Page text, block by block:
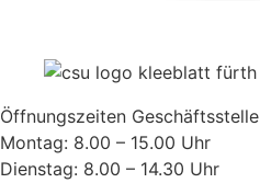
Öffnungszeiten Geschäftsstelle
Montag: 8.00 – 15.00 Uhr
Dienstag: 8.00 – 14.30 Uhr